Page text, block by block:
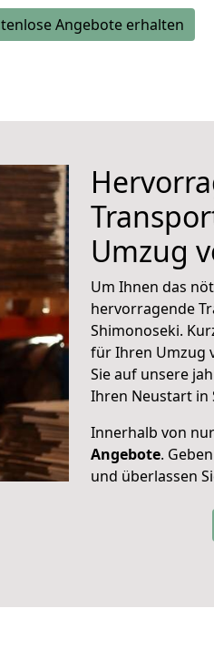
Angebote erhalten
Umzug
Um Ihnen das
hervorragende
Shimonoseki.
für Ihren Umzug
Sie auf unsere
Ihren Neustart in
Innerhalb von
Angebote.
und überlassen